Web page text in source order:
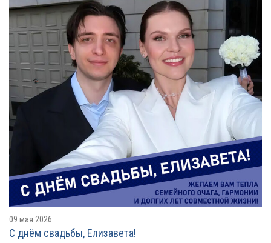
09 мая 2026
С днём свадьбы, Елизавета!